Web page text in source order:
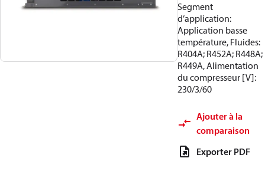
Segment
d’application:
Application basse
température, Fluides:
R404A; R452A; R448A;
R449A, Alimentation
du compresseur [V]:
230/3/60
Ajouter à la
comparaison
Exporter PDF